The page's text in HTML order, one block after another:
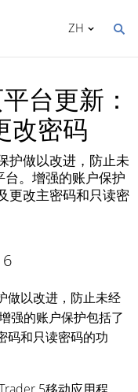
ZH
台更新：
改密码
护做以改进，防止未
。增强的账户保护
更改主密码和只读密
做以改进，防止未经
强的账户保护包括了
码和只读密码的功